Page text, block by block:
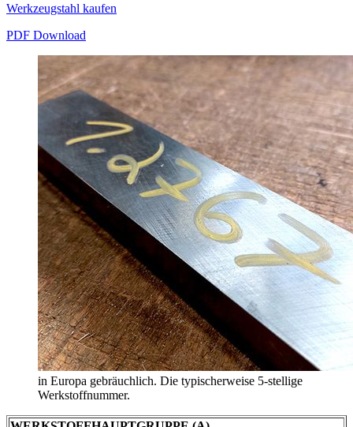
Werkzeugstahl kaufen
PDF Download
in Europa gebräuchlich. Die typischerweise 5-stellige
Werkstoffnummer.